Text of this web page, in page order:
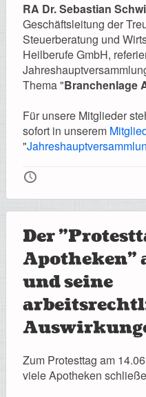
RA Dr. Sebastian
Geschäftsleitung der
Steuerberatung und
Heilberufe GmbH,
Thema "Branchenlage
Für unsere Mitglieder
sofort in unserem
"
🕔
Der
Apotheken"
und seine
Zum Protesttag am
viele Apotheken